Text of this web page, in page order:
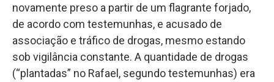
novamente preso a partir de um flagrante forjado,
de acordo com testemunhas, e acusado de
associação e tráfico de drogas, mesmo estando
sob vigilância constante. A quantidade de drogas
(“plantadas” no Rafael, segundo testemunhas) era